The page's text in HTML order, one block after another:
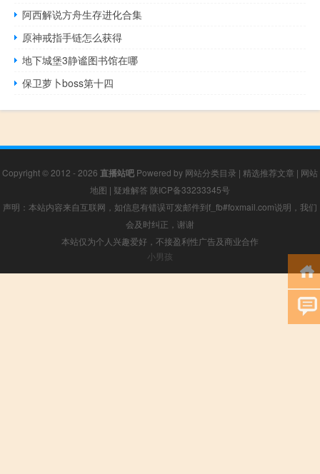
阿西解说方舟生存进化合集
原神戒指手链怎么获得
地下城堡3静谧图书馆在哪
保卫萝卜boss第十四
Copyright © 2012 - 2026 直播站吧 Powered by 网站分类目录 | 精选推荐文章 | 网站
地图 | 疑难解答 陕ICP备33233345号
声明：本站内容来自互联网，如信息有错误可发邮件到f_fb#foxmail.com说明，我们
会及时纠正，谢谢
本站仅为个人兴趣爱好，不接盈利性广告及商业合作
小男孩